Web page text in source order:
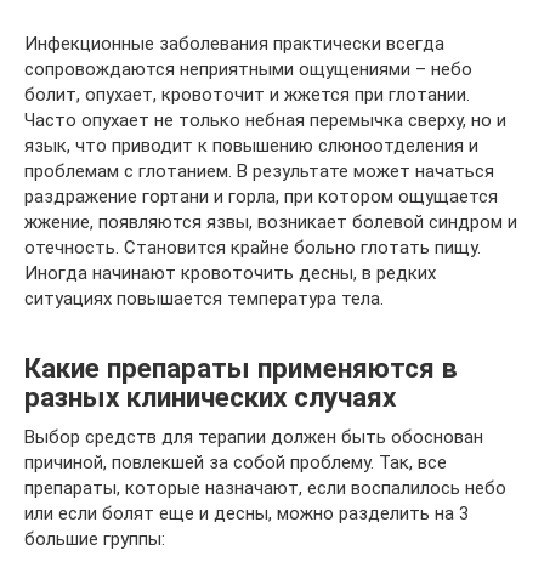
Инфекционные заболевания практически всегда
сопровождаются неприятными ощущениями – небо
болит, опухает, кровоточит и жжется при глотании.
Часто опухает не только небная перемычка сверху, но и
язык, что приводит к повышению слюноотделения и
проблемам с глотанием. В результате может начаться
раздражение гортани и горла, при котором ощущается
жжение, появляются язвы, возникает болевой синдром и
отечность. Становится крайне больно глотать пищу.
Иногда начинают кровоточить десны, в редких
ситуациях повышается температура тела.
Какие препараты применяются в
разных клинических случаях
Выбор средств для терапии должен быть обоснован
причиной, повлекшей за собой проблему. Так, все
препараты, которые назначают, если воспалилось небо
или если болят еще и десны, можно разделить на 3
большие группы: